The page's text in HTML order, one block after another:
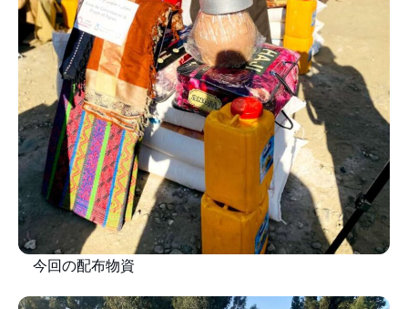
今回の配布物資